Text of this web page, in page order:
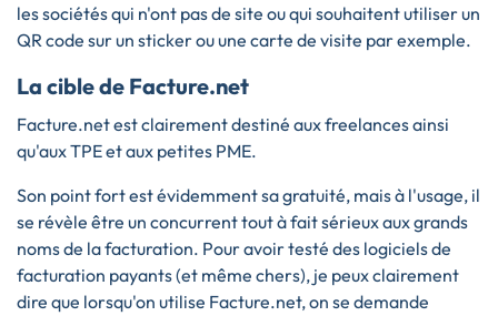
les sociétés qui n'ont pas de site ou qui souhaitent utiliser un
QR code sur un sticker ou une carte de visite par exemple.
La cible de Facture.net
Facture.net est clairement destiné aux freelances ainsi
qu'aux TPE et aux petites PME.
Son point fort est évidemment sa gratuité, mais à l'usage, il
se révèle être un concurrent tout à fait sérieux aux grands
noms de la facturation. Pour avoir testé des logiciels de
facturation payants (et même chers), je peux clairement
dire que lorsqu'on utilise Facture.net, on se demande